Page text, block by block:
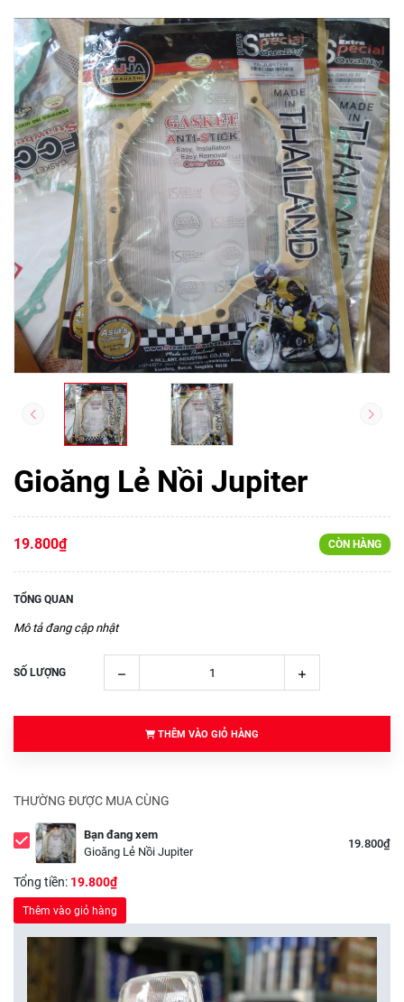
Gioăng Lẻ Nồi Jupiter
19.800₫ CÒN HÀNG
TỔNG QUAN
Mô tả đang cập nhật
SỐ LƯỢNG
THÊM VÀO GIỎ HÀNG
THƯỜNG ĐƯỢC MUA CÙNG
Bạn đang xem
Gioăng Lẻ Nồi Jupiter
19.800₫
Tổng tiền: 19.800₫
Thêm vào giỏ hàng